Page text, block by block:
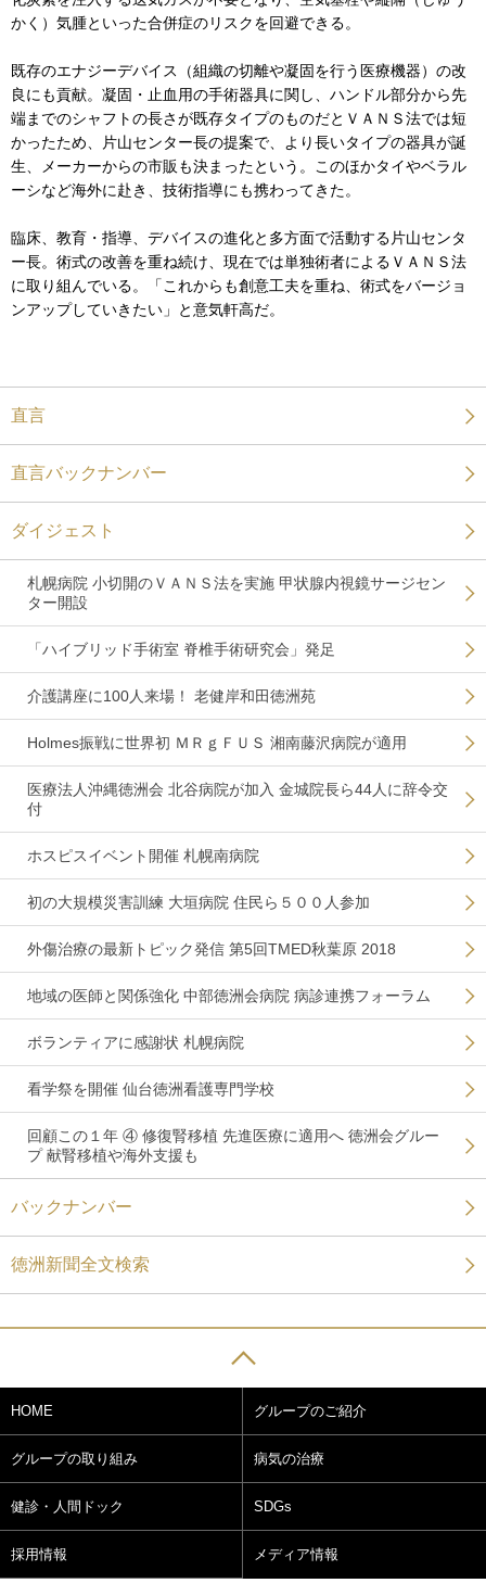
かく）気腫といった合併症のリスクを回避できる。
既存のエナジーデバイス（組織の切離や凝固を行う医療機器）の改
良にも貢献。凝固・止血用の手術器具に関し、ハンドル部分から先
端までのシャフトの長さが既存タイプのものだとＶＡＮＳ法では短
かったため、片山センター長の提案で、より長いタイプの器具が誕
生、メーカーからの市販も決まったという。このほかタイやベラル
ーシなど海外に赴き、技術指導にも携わってきた。
臨床、教育・指導、デバイスの進化と多方面で活動する片山センタ
ー長。術式の改善を重ね続け、現在では単独術者によるＶＡＮＳ法
に取り組んでいる。「これからも創意工夫を重ね、術式をバージョ
ンアップしていきたい」と意気軒高だ。
直言
直言バックナンバー
ダイジェスト
札幌病院 小切開のＶＡＮＳ法を実施 甲状腺内視鏡サージセン
ター開設
「ハイブリッド手術室 脊椎手術研究会」発足
介護講座に100人来場！ 老健岸和田徳洲苑
Holmes振戦に世界初 ＭＲｇＦＵＳ 湘南藤沢病院が適用
医療法人沖縄徳洲会 北谷病院が加入 金城院長ら44人に辞令交
付
ホスピスイベント開催 札幌南病院
初の大規模災害訓練 大垣病院 住民ら５００人参加
外傷治療の最新トピック発信 第5回TMED秋葉原 2018
地域の医師と関係強化 中部徳洲会病院 病診連携フォーラム
ボランティアに感謝状 札幌病院
看学祭を開催 仙台徳洲看護専門学校
回顧この１年 ④ 修復腎移植 先進医療に適用へ 徳洲会グルー
プ 献腎移植や海外支援も
バックナンバー
徳洲新聞全文検索
HOME グループのご紹介
グループの取り組み 病気の治療
健診・人間ドック SDGs
採用情報 メディア情報